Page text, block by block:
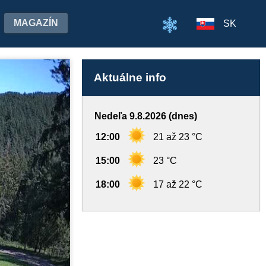
MAGAZÍN SK
Aktuálne info
Nedeľa 9.8.2026 (dnes)
12:00 21 až 23 °C
15:00 23 °C
18:00 17 až 22 °C